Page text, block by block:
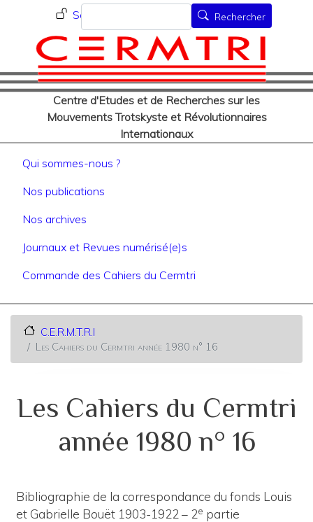
au
contenu
principal
Menu du compte de
Se connecter
Centre d'Etudes et de Recherches sur les
Mouvements Trotskyste et Révolutionnaires
Internationaux
Rechercher Rechercher
Navigation principale
Qui sommes-nous ?
Nos publications
Nos archives
Journaux et Revues numérisé(e)s
Commande des Cahiers du Cermtri
C.E.R.M.T.R.I
Les Cahiers du Cermtri année 1980 n° 16
Les Cahiers du Cermtri
année 1980 n° 16
Bibliographie de la correspondance du fonds Louis
et Gabrielle Bouët 1903-1922 – 2e partie